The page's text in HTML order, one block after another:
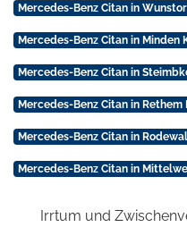
Mercedes-Benz Citan in
Mercedes-Benz Citan in Minden
Mercedes-Benz Citan in
Mercedes-Benz Citan in
Mercedes-Benz Citan in
Mercedes-Benz Citan in
Irrtum und